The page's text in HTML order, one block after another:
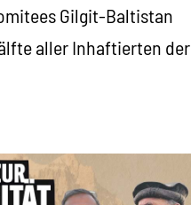
Gilgit-Baltistan
aller Inhaftierten der